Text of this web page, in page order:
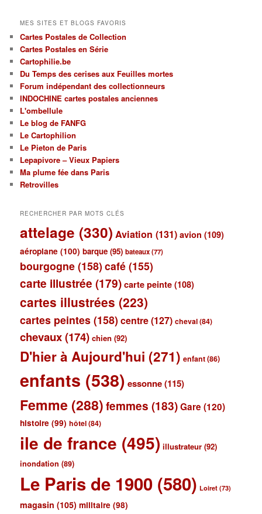
MES SITES ET BLOGS FAVORIS
Cartes Postales de Collection
Cartes Postales en Série
Cartophilie.be
Du Temps des cerises aux Feuilles mortes
Forum indépendant des collectionneurs
INDOCHINE cartes postales anciennes
L'ombellule
Le blog de FANFG
Le Cartophilion
Le Pieton de Paris
Lepapivore – Vieux Papiers
Ma plume fée dans Paris
Retrovilles
RECHERCHER PAR MOTS CLÉS
attelage (330) Aviation (131) avion (109)
aéroplane (100) barque (95) bateaux(77)
bourgogne (158) café (155)
carte illustrée (179) carte peinte (108)
cartes illustrées (223)
cartes peintes (158) centre(127) cheval(84)
chevaux(174) chien (92)
D'hier à Aujourd'hui (271) enfant(86)
enfants (538) essonne(115)
Femme (288)femmes (183)Gare (120)
histoire (99) hôtel(84)
ile de france (495) illustrateur (92)
inondation (89)
Le Paris de 1900 (580) Loiret (73)
magasin (105) militaire (98)